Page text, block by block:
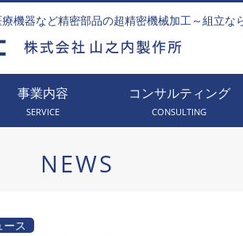
機器など精密部品の超精密機械加工～組立な
事業内容
SERVICE
コンサルティング
CONSULTING
NEWS
ース